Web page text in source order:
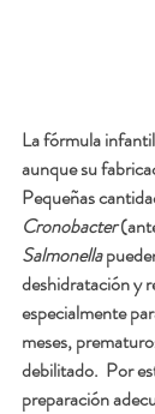
La fórmula
aunque su
Pequeñas
Cronobacter
Salmonella
deshidratación y
especialmente
meses,
debilitado.  Por
preparación